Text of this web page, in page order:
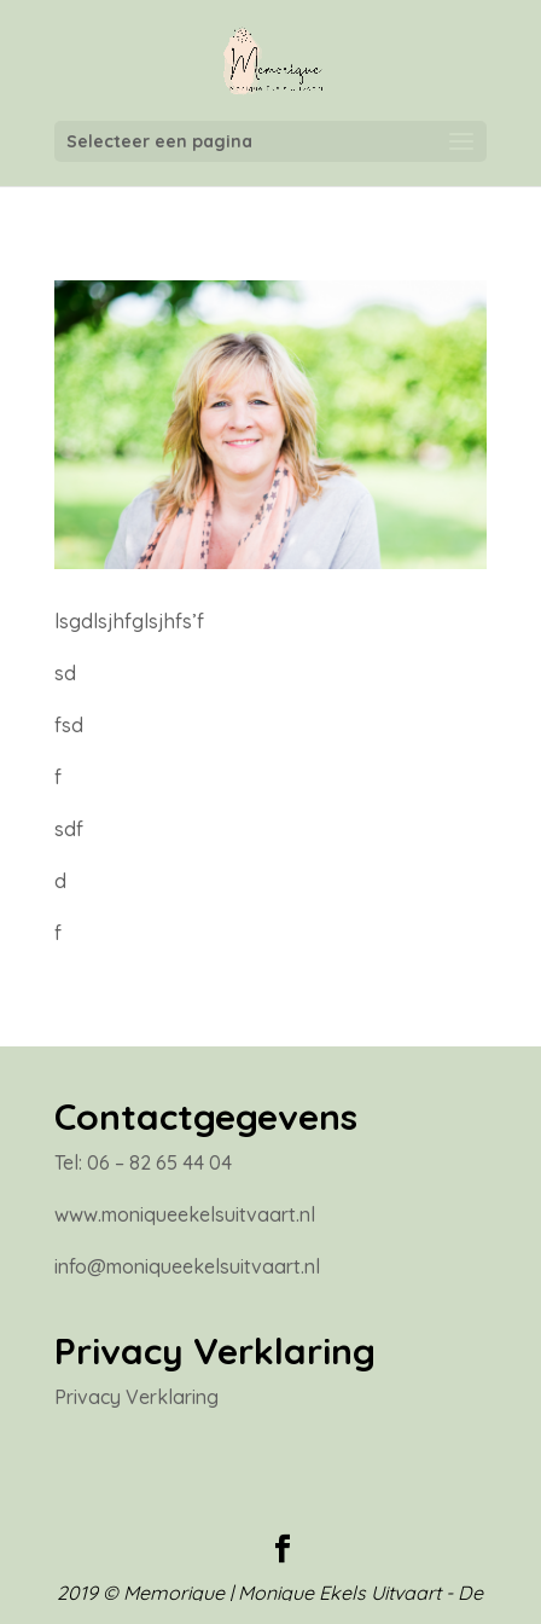
Selecteer een pagina
lsgdlsjhfglsjhfs’f
sd
fsd
f
sdf
d
f
Contactgegevens
Tel: 06 – 82 65 44 04
www.moniqueekelsuitvaart.nl
info@moniqueekelsuitvaart.nl
Privacy Verklaring
Privacy Verklaring
2019 © Memorique | Monique Ekels Uitvaart - De